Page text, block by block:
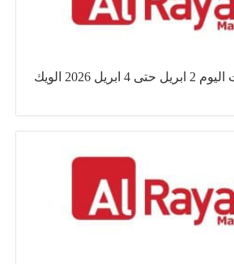
عروض الراية ماركت اليوم 2 ابريل حتى 4 ابريل 2026 الويك